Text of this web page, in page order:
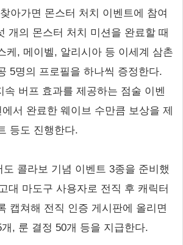
아가면 몬스터 처치 이벤트에 참여
개의 몬스터 처치 미션을 완료할 때
케, 메이벨, 알리시아 등 이세계 삼촌
5명의 프로필을 하나씩 증정한다.
속 버프 효과를 제공하는 점술 이벤
서 완료한 웨이브 수만큼 보상을 제
등도 진행한다.
콜라보 기념 이벤트 3종을 준비했
대 마도구 사용자로 전직 후 캐릭터
캡쳐해 전직 인증 게시판에 올리면
, 룬 결정 50개 등을 지급한다.